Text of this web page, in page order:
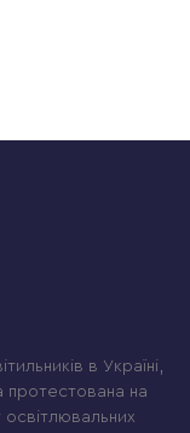
в Україні,
протестована на